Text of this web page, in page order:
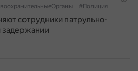
#Полиция
сотрудники патрульно-
задержании